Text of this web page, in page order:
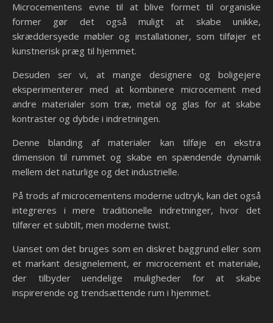
Microcementens evne til at blive formet til organiske
former gør det også muligt at skabe unikke,
skræddersyede møbler og installationer, som tilføjer et
kunstnerisk præg til hjemmet.
Desuden ser vi, at mange designere og boligejere
eksperimenterer med at kombinere microcement med
andre materialer som træ, metal og glas for at skabe
kontraster og dybde i indretningen.
Denne blanding af materialer kan tilføje en ekstra
dimension til rummet og skabe en spændende dynamik
mellem det naturlige og det industrielle.
På trods af microcementens moderne udtryk, kan det også
integreres i mere traditionelle indretninger, hvor det
tilfører et subtilt, men moderne twist.
Uanset om det bruges som en diskret baggrund eller som
et markant designelement, er microcement et materiale,
der tilbyder uendelige muligheder for at skabe
inspirerende og trendsættende rum i hjemmet.